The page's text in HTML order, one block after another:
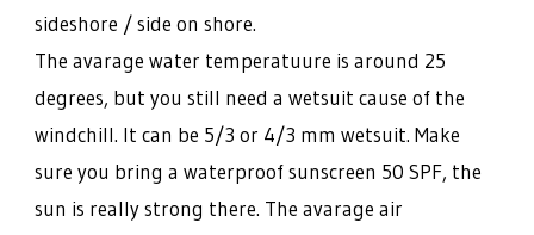
sideshore / side on shore.
The avarage water temperatuure is around 25
degrees, but you still need a wetsuit cause of the
windchill. It can be 5/3 or 4/3 mm wetsuit. Make
sure you bring a waterproof sunscreen 50 SPF, the
sun is really strong there. The avarage air